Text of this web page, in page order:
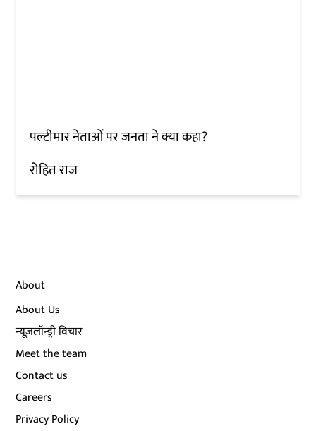
पल्टीमार नेताओं पर जनता ने क्या कहा?
रोहित राज
About
About Us
न्यूज़लॉन्ड्री विचार
Meet the team
Contact us
Careers
Privacy Policy